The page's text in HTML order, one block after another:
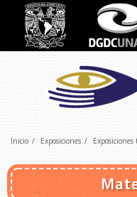
Inicio Exposiciones Exposiciones